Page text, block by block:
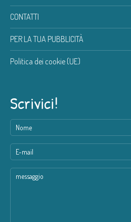
CONTATTI
PER LA TUA PUBBLICITÀ
Politica dei cookie (UE)
Scrivici!